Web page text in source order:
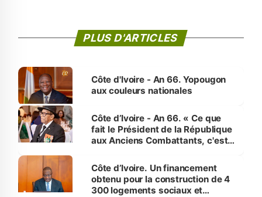
PLUS D'ARTICLES
Côte d'Ivoire - An 66. Yopougon
aux couleurs nationales
Côte d’Ivoire - An 66. « Ce que
fait le Président de la République
aux Anciens Combattants, c'est
Côte d’Ivoire. Un financement
obtenu pour la construction de 4
300 logements sociaux et